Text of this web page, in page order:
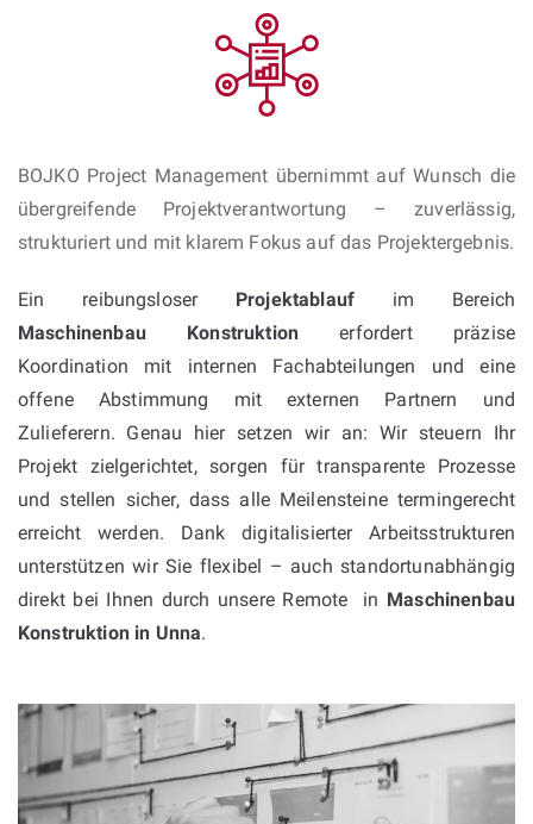
BOJKO Project Management übernimmt auf Wunsch die
übergreifende Projektverantwortung – zuverlässig,
strukturiert und mit klarem Fokus auf das Projektergebnis.
Ein reibungsloser Projektablauf im Bereich
Maschinenbau Konstruktion erfordert präzise
Koordination mit internen Fachabteilungen und eine
offene Abstimmung mit externen Partnern und
Zulieferern. Genau hier setzen wir an: Wir steuern Ihr
Projekt zielgerichtet, sorgen für transparente Prozesse
und stellen sicher, dass alle Meilensteine termingerecht
erreicht werden. Dank digitalisierter Arbeitsstrukturen
unterstützen wir Sie flexibel – auch standortunabhängig
direkt bei Ihnen durch unsere Remote in Maschinenbau
Konstruktion in Unna.